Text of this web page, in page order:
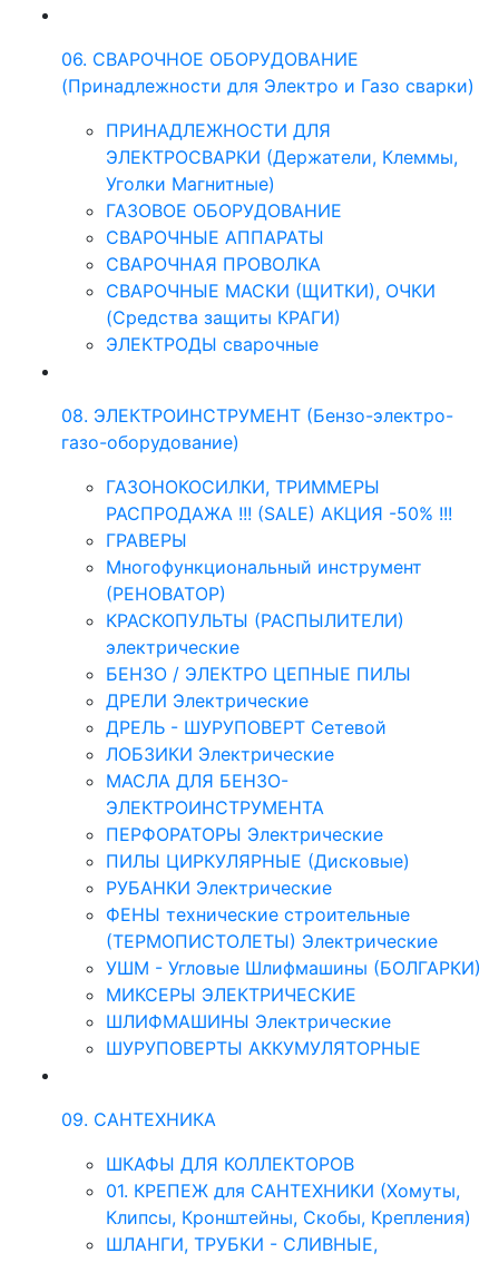
06. СВАРОЧНОЕ ОБОРУДОВАНИЕ
(Принадлежности для Электро и Газо сварки)
ПРИНАДЛЕЖНОСТИ ДЛЯ
ЭЛЕКТРОСВАРКИ (Держатели, Клеммы,
Уголки Магнитные)
ГАЗОВОЕ ОБОРУДОВАНИЕ
СВАРОЧНЫЕ АППАРАТЫ
СВАРОЧНАЯ ПРОВОЛКА
СВАРОЧНЫЕ МАСКИ (ЩИТКИ), ОЧКИ
(Средства защиты КРАГИ)
ЭЛЕКТРОДЫ сварочные
08. ЭЛЕКТРОИНСТРУМЕНТ (Бензо-электро-
газо-оборудование)
ГАЗОНОКОСИЛКИ, ТРИММЕРЫ
РАСПРОДАЖА !!! (SALE) АКЦИЯ -50% !!!
ГРАВЕРЫ
Многофункциональный инструмент
(РЕНОВАТОР)
КРАСКОПУЛЬТЫ (РАСПЫЛИТЕЛИ)
электрические
БЕНЗО / ЭЛЕКТРО ЦЕПНЫЕ ПИЛЫ
ДРЕЛИ Электрические
ДРЕЛЬ - ШУРУПОВЕРТ Сетевой
ЛОБЗИКИ Электрические
МАСЛА ДЛЯ БЕНЗО-
ЭЛЕКТРОИНСТРУМЕНТА
ПЕРФОРАТОРЫ Электрические
ПИЛЫ ЦИРКУЛЯРНЫЕ (Дисковые)
РУБАНКИ Электрические
ФЕНЫ технические строительные
(ТЕРМОПИСТОЛЕТЫ) Электрические
УШМ - Угловые Шлифмашины (БОЛГАРКИ)
МИКСЕРЫ ЭЛЕКТРИЧЕСКИЕ
ШЛИФМАШИНЫ Электрические
ШУРУПОВЕРТЫ АККУМУЛЯТОРНЫЕ
09. САНТЕХНИКА
ШКАФЫ ДЛЯ КОЛЛЕКТОРОВ
01. КРЕПЕЖ для САНТЕХНИКИ (Хомуты,
Клипсы, Кронштейны, Скобы, Крепления)
ШЛАНГИ, ТРУБКИ - СЛИВНЫЕ,